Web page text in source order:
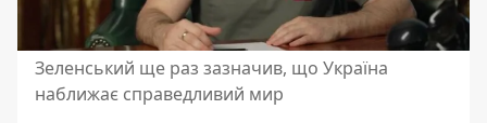
Зеленський ще раз зазначив, що Україна
наближає справедливий мир